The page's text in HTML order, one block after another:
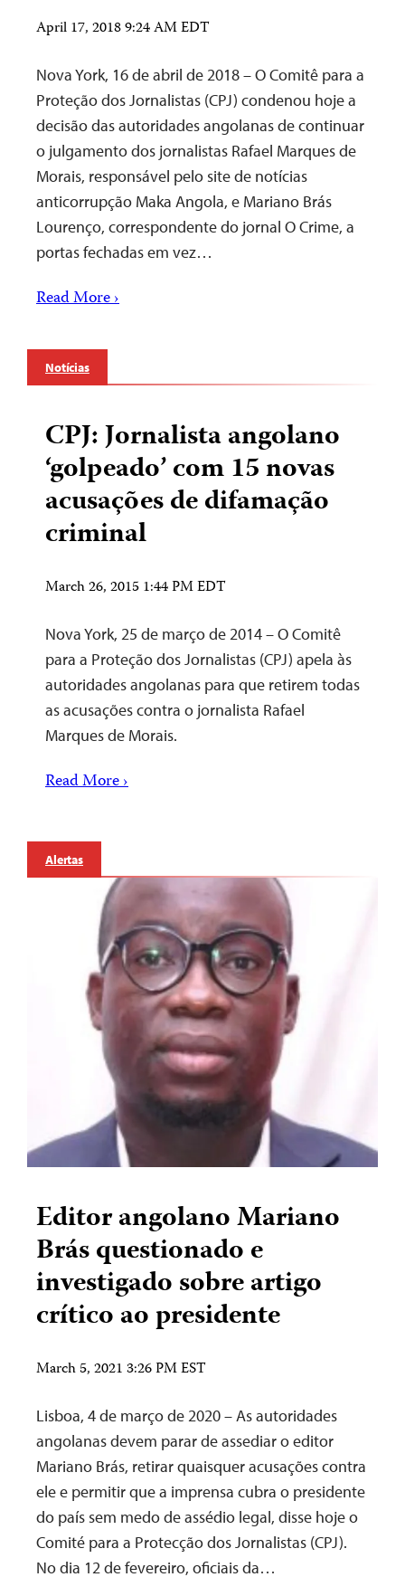
April 17, 2018 9:24 AM EDT
Nova York, 16 de abril de 2018 – O Comitê para a
Proteção dos Jornalistas (CPJ) condenou hoje a
decisão das autoridades angolanas de continuar
o julgamento dos jornalistas Rafael Marques de
Morais, responsável pelo site de notícias
anticorrupção Maka Angola, e Mariano Brás
Lourenço, correspondente do jornal O Crime, a
portas fechadas em vez…
Read More ›
Notícias
CPJ: Jornalista angolano
‘golpeado’ com 15 novas
acusações de difamação
criminal
March 26, 2015 1:44 PM EDT
Nova York, 25 de março de 2014 – O Comitê
para a Proteção dos Jornalistas (CPJ) apela às
autoridades angolanas para que retirem todas
as acusações contra o jornalista Rafael
Marques de Morais.
Read More ›
Alertas
Editor angolano Mariano
Brás questionado e
investigado sobre artigo
crítico ao presidente
March 5, 2021 3:26 PM EST
Lisboa, 4 de março de 2020 – As autoridades
angolanas devem parar de assediar o editor
Mariano Brás, retirar quaisquer acusações contra
ele e permitir que a imprensa cubra o presidente
do país sem medo de assédio legal, disse hoje o
Comité para a Protecção dos Jornalistas (CPJ).
No dia 12 de fevereiro, oficiais da…